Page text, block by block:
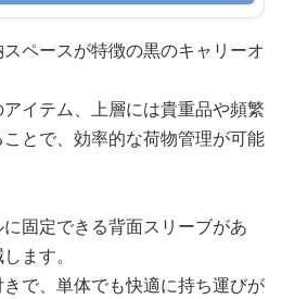
ペースが特徴の黒のキャリーオ
イテム、上層には貴重品や頻繁
とで、効率的な荷物管理が可能
固定できる背面スリーブがあ
ます。
で、単体でも快適に持ち運びが